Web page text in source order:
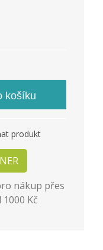
košíku
produkt
nákup přes
Kč